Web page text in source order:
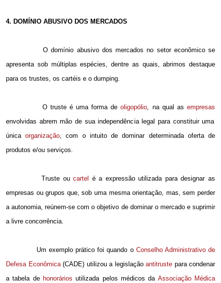
4. DOMÍNIO ABUSIVO DOS MERCADOS
O domínio abusivo dos mercados no setor econômico se
apresenta sob múltiplas espécies, dentre as quais, abrimos destaque
para os trustes, os cartéis e o dumping.
O truste é uma forma deoligopólio, na qual asempresas
envolvidas abrem mão de sua independência legal para constituir uma
únicaorganização, com o intuito de dominar determinada oferta de
produtos e/ou serviços.
Truste oucartel
é a expressão utilizada para designar as
empresas ou grupos que, sob uma mesma orientação, mas, sem perder
a autonomia, reúnem-se com o objetivo de dominar o mercado e suprimir
a livre concorrência.
Um exemplo prático foi quando o Conselho Administrativo de
Defesa Econômica(CADE) utilizou a legislação antitruste para condenar
a tabela de honorários utilizada pelos médicos da Associação Médica